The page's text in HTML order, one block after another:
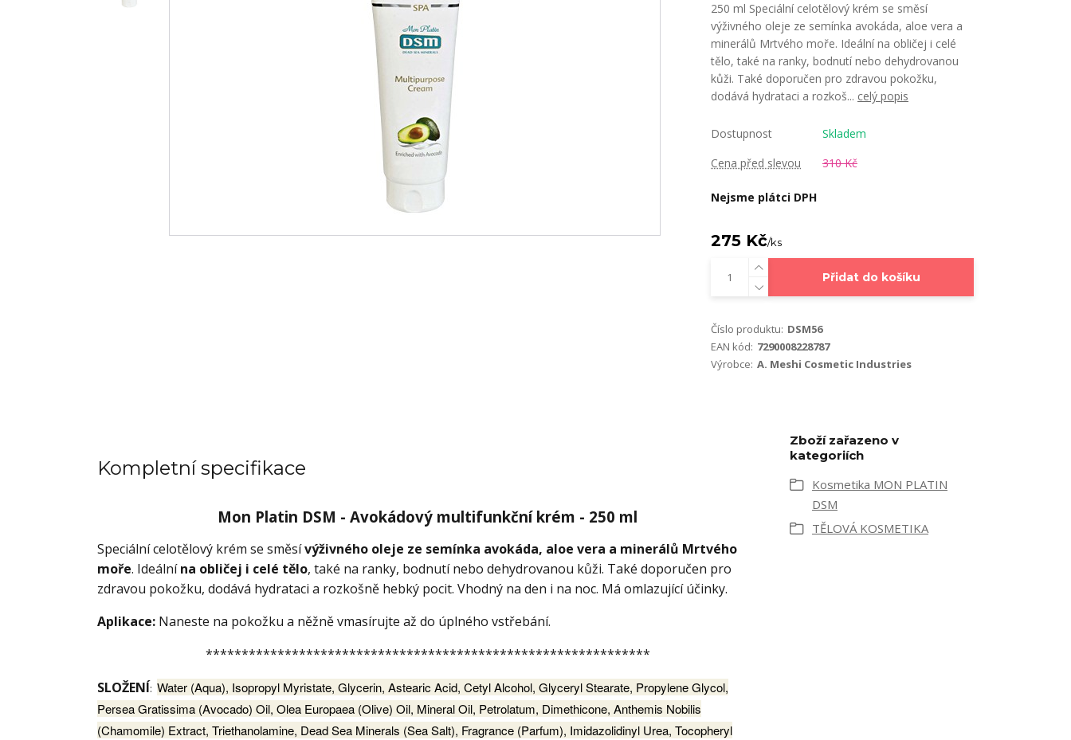
250 ml Speciální celotělový krém se směsí
výživného oleje ze semínka avokáda, aloe vera a
minerálů Mrtvého moře. Ideální na obličej i celé
tělo, také na ranky, bodnutí nebo dehydrovanou
kůži. Také doporučen pro zdravou pokožku,
dodává hydrataci a rozkoš... celý popis
Dostupnost
Skladem
Cena před slevou
310 Kč
Nejsme plátci DPH
275 Kč/ks
Přidat do košíku
Číslo produktu: DSM56
EAN kód: 7290008228787
Výrobce: A. Meshi Cosmetic Industries
Kompletní specifikace
Mon Platin DSM - Avokádový multifunkční krém - 250 ml
Speciální celotělový krém se směsívýživného oleje ze semínka avokáda, aloe vera a minerálů Mrtvého
moře. Ideálnína obličej i celé tělo, také na ranky, bodnutí nebo dehydrovanou kůži. Také doporučen pro
zdravou pokožku, dodává hydrataci a rozkošně hebký pocit. Vhodný na den i na noc. Má omlazující účinky.
Aplikace: Naneste na pokožku a něžně vmasírujte až do úplného vstřebání.
**************************************************************
SLOŽENÍ: Water (Aqua), Isopropyl Myristate, Glycerin, Astearic Acid, Cetyl Alcohol, Glyceryl Stearate, Propylene Glycol,
Persea Gratissima (Avocado) Oil, Olea Europaea (Olive) Oil, Mineral Oil, Petrolatum, Dimethicone, Anthemis Nobilis
(Chamomile) Extract, Triethanolamine, Dead Sea Minerals (Sea Salt), Fragrance (Parfum), Imidazolidinyl Urea, Tocopheryl
Zboží zařazeno v
kategoriích
Kosmetika MON PLATIN
DSM
TĚLOVÁ KOSMETIKA